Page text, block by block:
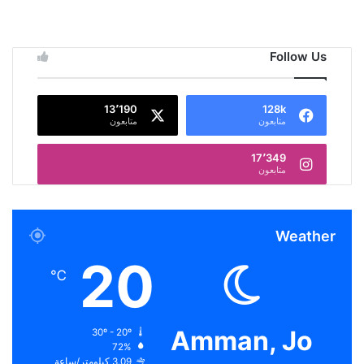
Follow Us
128k
متابعون
13٬190
متابعون
17٬349
متابعون
Weather
Amman, Jo
20
℃
72%
3.09 كيلومتر/ساعة